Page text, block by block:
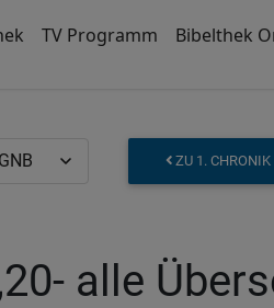
TV Programm Bibelthek
ZU 1. CHRONIK
- alle